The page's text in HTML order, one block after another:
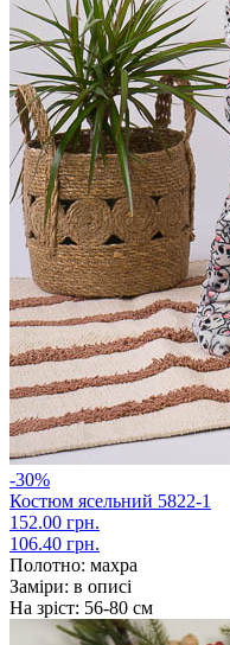
-30%
Костюм ясельний 5822-1
152.00 грн.
106.40 грн.
Полотно: махра
Заміри: в описі
На зріст: 56-80 см